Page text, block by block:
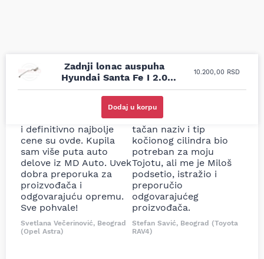
Zadnji lonac auspuha
Hyundai Santa Fe I 2.0
CRDi 01-06
10.200,00 RSD
Dodaj u korpu
Uporedila sam sve
prodavnice auto delova
i definitivno najbolje
cene su ovde. Kupila
sam više puta auto
delove iz MD Auto. Uvek
dobra preporuka za
proizvođača i
odgovarajuću opremu.
Sve pohvale!
Svetlana Večerinović, Beograd
(Opel Astra)
Odlična usluga i
ljubazni prodavci.
Nisam bio siguran koji je
tačan naziv i tip
kočionog cilindra bio
potreban za moju
Tojotu, ali me je Miloš
podsetio, istražio i
preporučio
odgovarajućeg
proizvođača.
Stefan Savić, Beograd (Toyota
RAV4)